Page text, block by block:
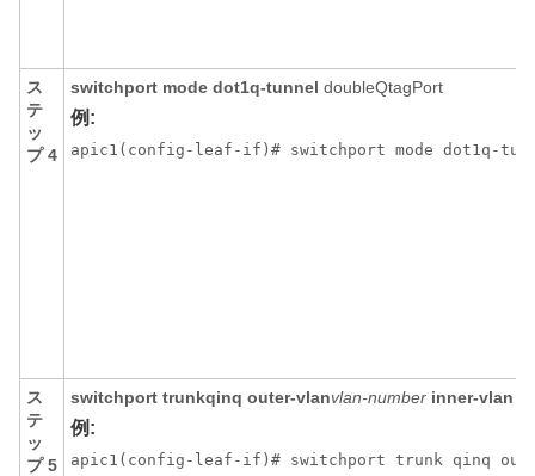
ス
テ
ッ
プ 4
switchport mode dot1q-tunnel doubleQtagPort
例:
apic1(config-leaf-if)# switchport mode dot1q-
ス
テ
ッ
プ 5
switchport trunkqinq outer-vlanvlan-number inner-vlan
例:
apic1(config-leaf-if)# switchport trunk qinq